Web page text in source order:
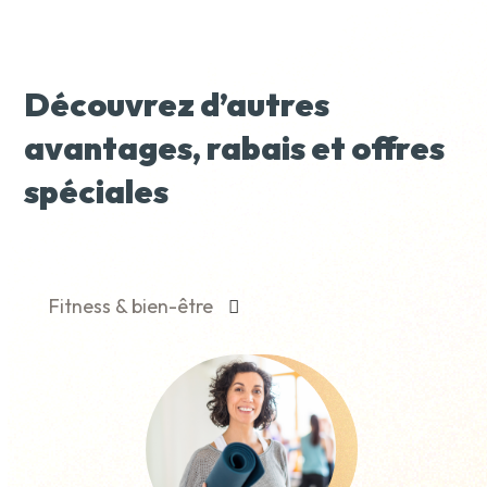
Découvrez d’autres
avantages, rabais et offres
spéciales
Fitness & bien-être